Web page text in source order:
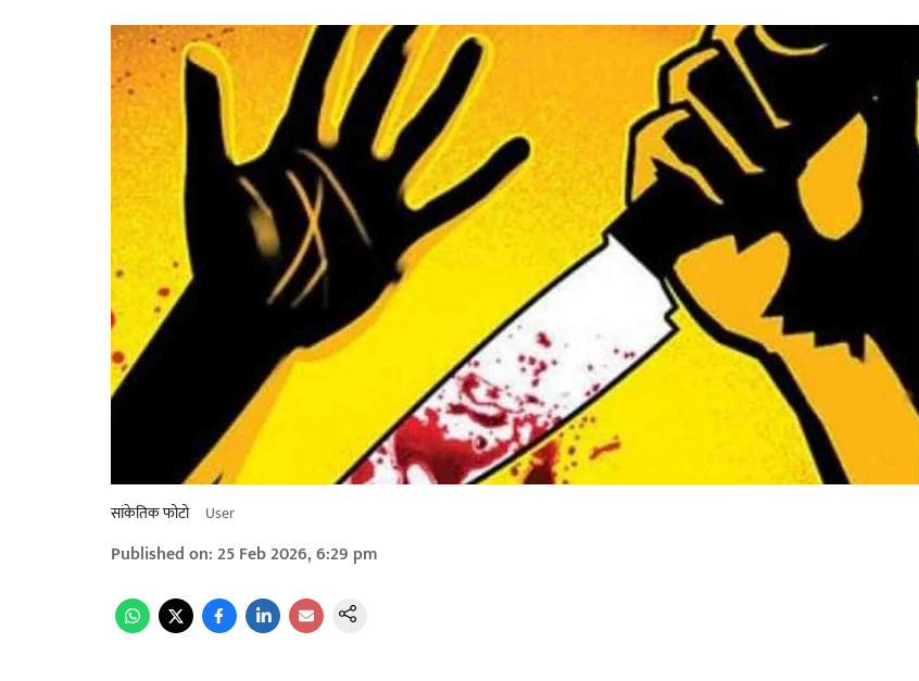
सांकेतिक फोटो User
Published on:25 Feb 2026, 6:29 pm